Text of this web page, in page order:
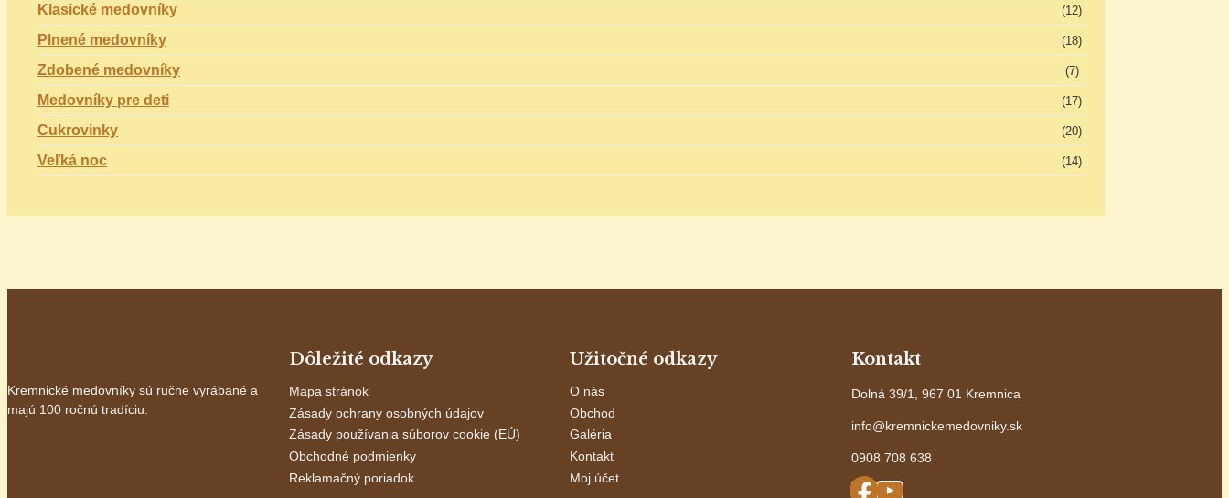
Klasické medovníky (12)
Plnené medovníky (18)
Zdobené medovníky (7)
Medovníky pre deti (17)
Cukrovinky (20)
Veľká noc (14)
Kremnické medovníky sú ručne vyrábané a
majú 100 ročnú tradíciu.
Dôležité odkazy
Mapa stránok
Zásady ochrany osobných údajov
Zásady používania súborov cookie (EÚ)
Obchodné podmienky
Reklamačný poriadok
Užitočné odkazy
O nás
Obchod
Galéria
Kontakt
Moj účet
Kontakt
Dolná 39/1, 967 01 Kremnica
info@kremnickemedovniky.sk
0908 708 638